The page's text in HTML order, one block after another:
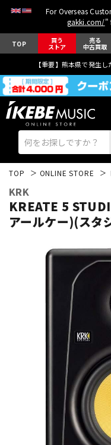
For Overseas
gakki.com/"
TOP 買う
ストア
売る
中古買取
【重要】熊本県で発生
ドラム
キーボード
管楽器
TOP ONLINE STORE
KRK
KREATE 5
アールケー)(スタ